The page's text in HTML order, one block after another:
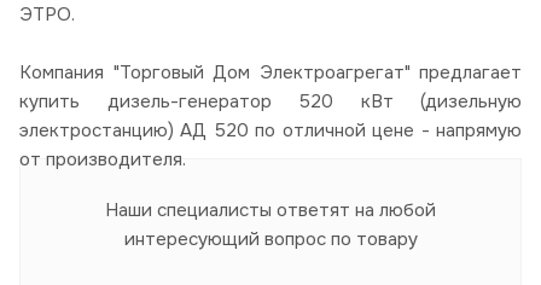
ЭТРО.
Компания "Торговый Дом Электроагрегат" предлагает
купить дизель-генератор 520 кВт (дизельную
электростанцию) АД 520 по отличной цене - напрямую
от производителя.
Наши специалисты ответят на любой
интересующий вопрос по товару